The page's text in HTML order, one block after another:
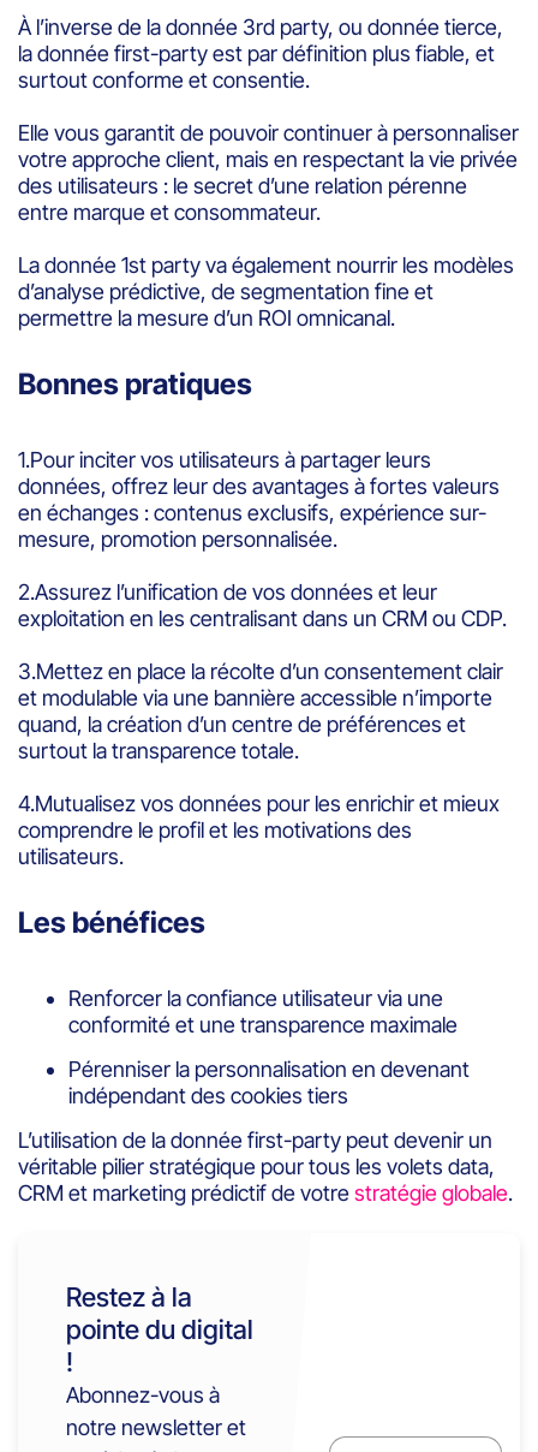
À l’inverse de la donnée 3rd party, ou donnée tierce,
la donnée first-party est par définition plus fiable, et
surtout conforme et consentie.
Elle vous garantit de pouvoir continuer à personnaliser
votre approche client, mais en respectant la vie privée
des utilisateurs : le secret d’une relation pérenne
entre marque et consommateur.
La donnée 1st party va également nourrir les modèles
d’analyse prédictive, de segmentation fine et
permettre la mesure d’un ROI omnicanal.
Bonnes pratiques
1.Pour inciter vos utilisateurs à partager leurs
données, offrez leur des avantages à fortes valeurs
en échanges : contenus exclusifs, expérience sur-
mesure, promotion personnalisée.
2.Assurez l’unification de vos données et leur
exploitation en les centralisant dans un CRM ou CDP.
3.Mettez en place la récolte d’un consentement clair
et modulable via une bannière accessible n’importe
quand, la création d’un centre de préférences et
surtout la transparence totale.
4.Mutualisez vos données pour les enrichir et mieux
comprendre le profil et les motivations des
utilisateurs.
Les bénéfices
Renforcer la confiance utilisateur via une
conformité et une transparence maximale
Pérenniser la personnalisation en devenant
indépendant des cookies tiers
L’utilisation de la donnée first-party peut devenir un
véritable pilier stratégique pour tous les volets data,
CRM et marketing prédictif de votrestratégie globale.
Restez à la
pointe du digital
!
Abonnez-vous à
notre newsletter et